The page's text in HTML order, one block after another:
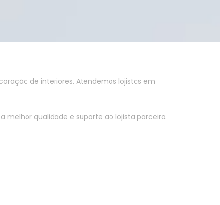
de interiores. Atendemos lojistas em
qualidade e suporte ao lojista parceiro.